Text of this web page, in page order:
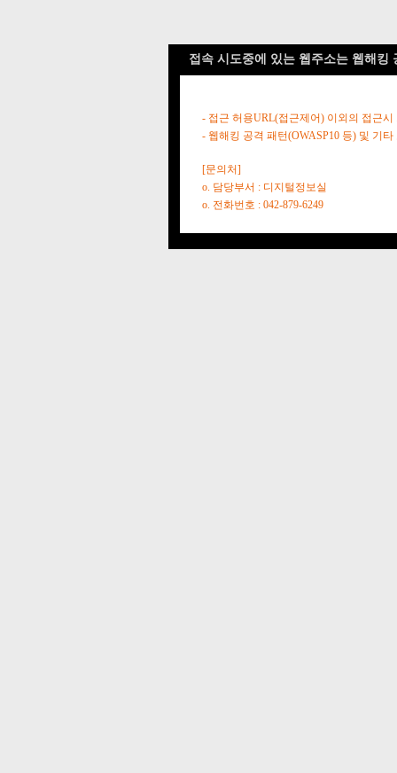
접속 시도중에 있는 웹주소는 웹해킹
- 접근 허용URL(접근제어) 이외의 접근시
- 웹해킹 공격 패턴(OWASP10 등) 및 기
[문의처]
o. 담당부서 : 디지털정보실
o. 전화번호 : 042-879-6249